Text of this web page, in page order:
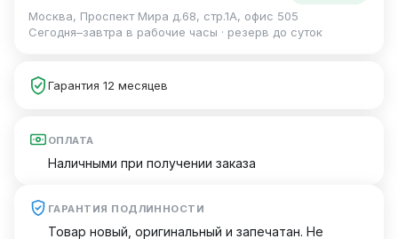
Москва, Проспект Мира д.68, стр.1А, офис 505
Сегодня–завтра в рабочие часы · резерв до суток
Гарантия 12 месяцев
ОПЛАТА
Наличными при получении заказа
ГАРАНТИЯ ПОДЛИННОСТИ
Товар новый, оригинальный и запечатан. Не